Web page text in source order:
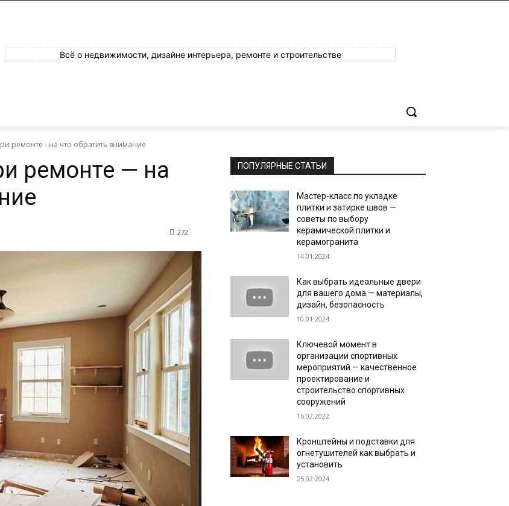
Всё о недвижимости, дизайне интерьера, ремонте и строительстве
ремонте - на что обратить внимание
ремонте — на
272
ПОПУЛЯРНЫЕ СТАТЬИ
Мастер-класс по укладке
плитки и затирке швов —
советы по выбору
керамической плитки и
керамогранита
14.01.2024
Как выбрать идеальные двери
для вашего дома — материалы,
дизайн, безопасность
10.01.2024
Ключевой момент в
организации спортивных
мероприятий — качественное
проектирование и
строительство спортивных
сооружений
16.02.2022
Кронштейны и подставки для
огнетушителей как выбрать и
установить
25.02.2024